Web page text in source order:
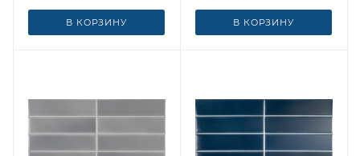
В КОРЗИНУ В КОРЗИНУ